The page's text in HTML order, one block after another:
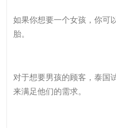
如果你想要一个女孩，你可
胎。
对于想要男孩的顾客，泰国
来满足他们的需求。